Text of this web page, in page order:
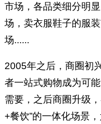
市场，各品类细分明
场，卖衣服鞋子的服
场......
2005年之后，商圈初
者一站式购物成为可
需要，之后商圈升级
+餐饮”的一体化场景